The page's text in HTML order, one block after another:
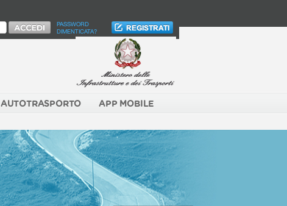
PASSWORD
DIMENTICATA?
AUTOTRASPORTO APP MOBILE